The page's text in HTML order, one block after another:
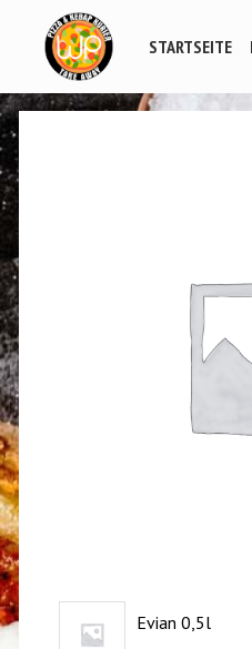
STARTSEITE
Evian 0,5l